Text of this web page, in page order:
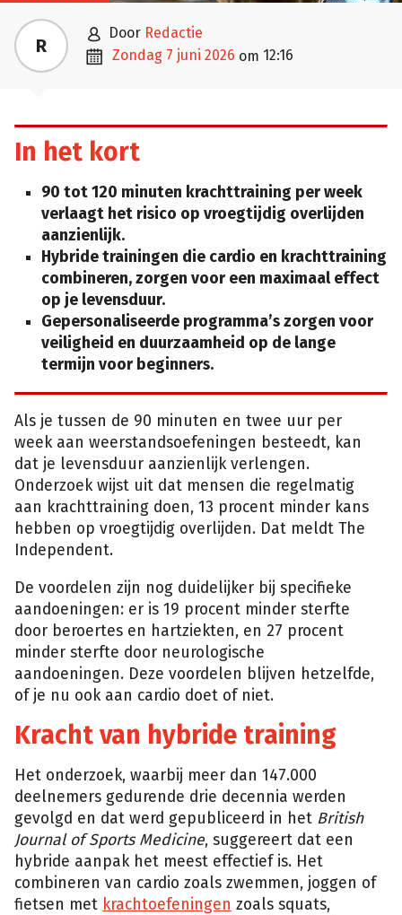
R  door Redactie
 zondag 7 juni 2026 om 12:16
In het kort
90 tot 120 minuten krachttraining per week
verlaagt het risico op vroegtijdig overlijden
aanzienlijk.
Hybride trainingen die cardio en krachttraining
combineren, zorgen voor een maximaal effect
op je levensduur.
Gepersonaliseerde programma’s zorgen voor
veiligheid en duurzaamheid op de lange
termijn voor beginners.
Als je tussen de 90 minuten en twee uur per
week aan weerstandsoefeningen besteedt, kan
dat je levensduur aanzienlijk verlengen.
Onderzoek wijst uit dat mensen die regelmatig
aan krachttraining doen, 13 procent minder kans
hebben op vroegtijdig overlijden. Dat meldt The
Independent.
De voordelen zijn nog duidelijker bij specifieke
aandoeningen: er is 19 procent minder sterfte
door beroertes en hartziekten, en 27 procent
minder sterfte door neurologische
aandoeningen. Deze voordelen blijven hetzelfde,
of je nu ook aan cardio doet of niet.
Kracht van hybride training
Het onderzoek, waarbij meer dan 147.000
deelnemers gedurende drie decennia werden
gevolgd en dat werd gepubliceerd in het British
Journal of Sports Medicine, suggereert dat een
hybride aanpak het meest effectief is. Het
combineren van cardio zoals zwemmen, joggen of
fietsen met krachtoefeningen zoals squats,